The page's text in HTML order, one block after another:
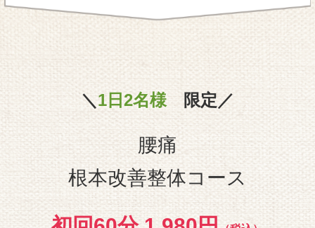
＼ 1日2名様 限定／
腰痛
根本改善整体コース